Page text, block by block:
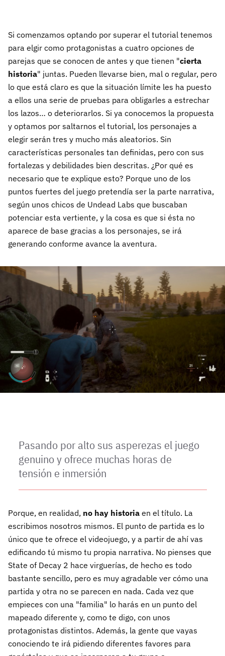
Si comenzamos optando por superar el tutorial tenemos
para elgir como protagonistas a cuatro opciones de
parejas que se conocen de antes y que tienen "cierta
historia" juntas. Pueden llevarse bien, mal o regular, pero
lo que está claro es que la situación límite les ha puesto
a ellos una serie de pruebas para obligarles a estrechar
los lazos… o deteriorarlos. Si ya conocemos la propuesta
y optamos por saltarnos el tutorial, los personajes a
elegir serán tres y mucho más aleatorios. Sin
características personales tan definidas, pero con sus
fortalezas y debilidades bien descritas. ¿Por qué es
necesario que te explique esto? Porque uno de los
puntos fuertes del juego pretendía ser la parte narrativa,
según unos chicos de Undead Labs que buscaban
potenciar esta vertiente, y la cosa es que si ésta no
aparece de base gracias a los personajes, se irá
generando conforme avance la aventura.
Pasando por alto sus asperezas el juego
genuino y ofrece muchas horas de
tensión e inmersión
Porque, en realidad, no hay historia en el título. La
escribimos nosotros mismos. El punto de partida es lo
único que te ofrece el videojuego, y a partir de ahí vas
edificando tú mismo tu propia narrativa. No pienses que
State of Decay 2 hace virguerías, de hecho es todo
bastante sencillo, pero es muy agradable ver cómo una
partida y otra no se parecen en nada. Cada vez que
empieces con una "familia" lo harás en un punto del
mapeado diferente y, como te digo, con unos
protagonistas distintos. Además, la gente que vayas
conociendo te irá pidiendo diferentes favores para